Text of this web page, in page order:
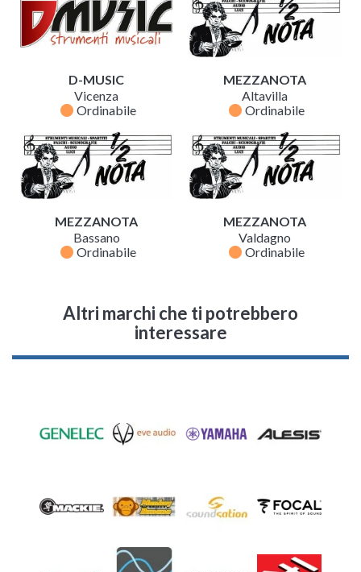
D-MUSIC
Vicenza
fiber_manual_record Ordinabile
MEZZANOTA
Altavilla
fiber_manual_record Ordinabile
MEZZANOTA
Bassano
fiber_manual_record Ordinabile
MEZZANOTA
Valdagno
fiber_manual_record Ordinabile
Altri marchi che ti potrebbero
interessare